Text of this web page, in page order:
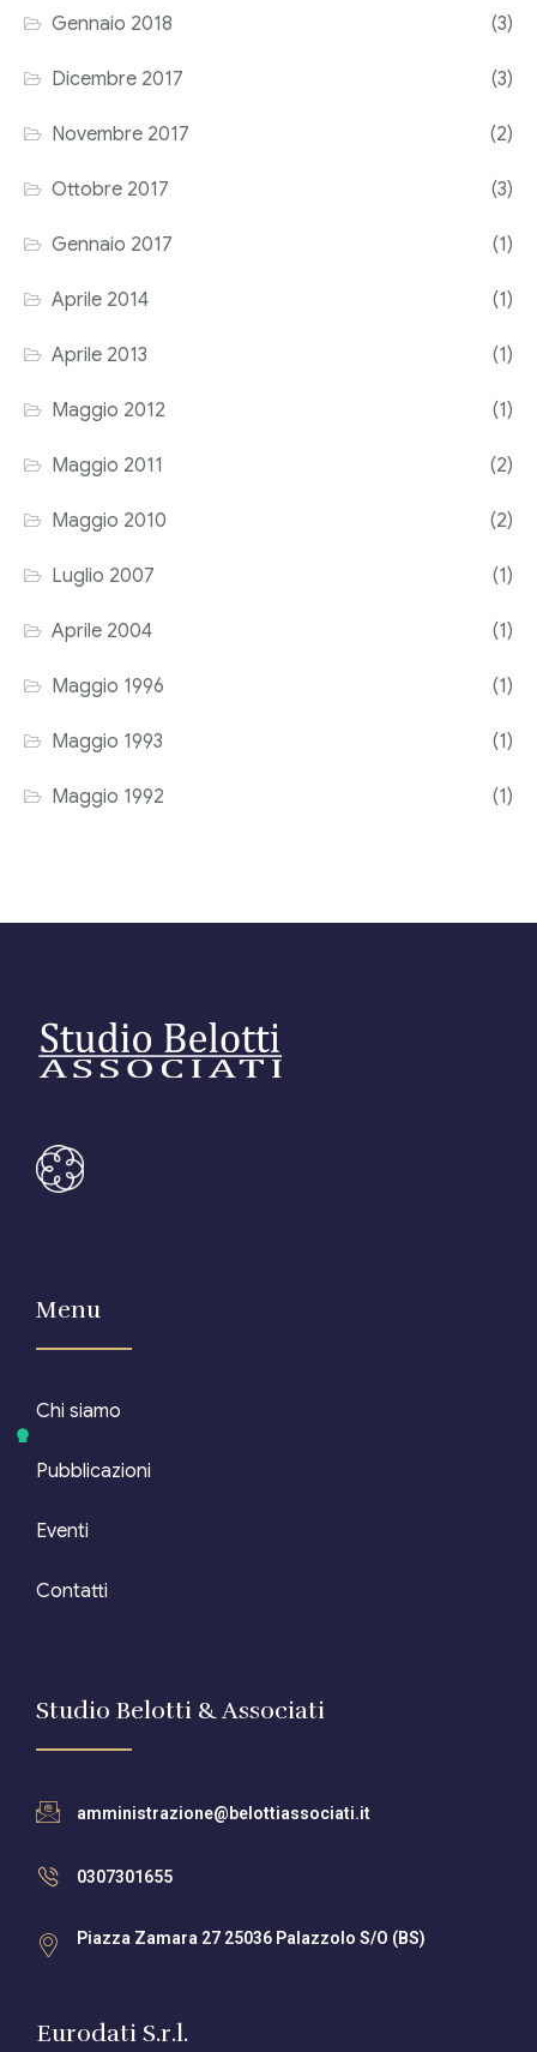
Gennaio 2018 (3)
Dicembre 2017 (3)
Novembre 2017 (2)
Ottobre 2017 (3)
Gennaio 2017 (1)
Aprile 2014 (1)
Aprile 2013 (1)
Maggio 2012 (1)
Maggio 2011 (2)
Maggio 2010 (2)
Luglio 2007 (1)
Aprile 2004 (1)
Maggio 1996 (1)
Maggio 1993 (1)
Maggio 1992 (1)
Menu
Chi siamo
Pubblicazioni
Eventi
Contatti
Studio Belotti & Associati
amministrazione@belottiassociati.it
0307301655
Piazza Zamara 27 25036 Palazzolo S/O (BS)
Eurodati S.r.l.